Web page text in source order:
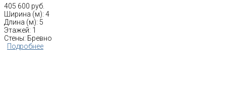
405 600 руб.
Ширина (м): 4
Длина (м): 5
Этажей: 1
Стены: Бревно
Подробнее